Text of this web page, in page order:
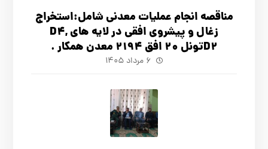
مناقصه انجام عملیات معدنی شامل:استخراج
زغال و پیشروی افقی در لایه های D4,
D2تونل 20 افق 2194 معدن همکار .
۶ مرداد ۱۴۰۵